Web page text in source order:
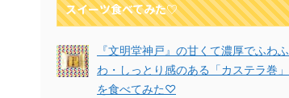
スイーツ食べてみた♡
『文明堂神戸』の甘くて濃厚でふわふ
わ・しっとり感のある「カステラ巻」
を食べてみた♡